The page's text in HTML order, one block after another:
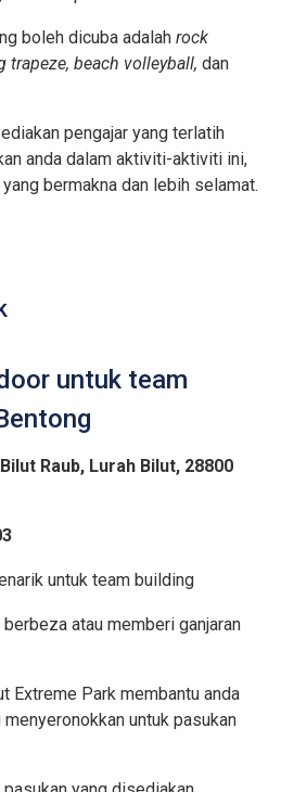
boleh dicuba adalah rock
trapeze, beach volleyball, dan
pengajar yang terlatih
anda dalam aktiviti-aktiviti ini,
bermakna dan lebih selamat.
untuk team
Raub, Lurah Bilut, 28800
berbeza atau memberi ganjaran
Extreme Park membantu anda
untuk pasukan